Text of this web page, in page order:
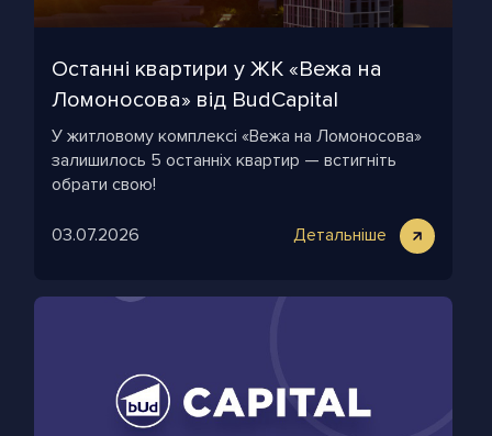
Останні квартири у ЖК «Вежа на
Ломоносова» від BudCapital
У житловому комплексі «Вежа на Ломоносова»
залишилось 5 останніх квартир — встигніть
обрати свою!
03.07.2026 Детальніше